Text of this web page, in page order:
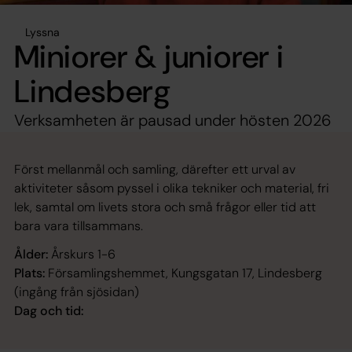
Lyssna
Miniorer & juniorer i
Lindesberg
Verksamheten är pausad under hösten 2026
Först mellanmål och samling, därefter ett urval av
aktiviteter såsom pyssel i olika tekniker och material, fri
lek, samtal om livets stora och små frågor eller tid att
bara vara tillsammans.
Ålder: Årskurs 1-6
Plats: Församlingshemmet, Kungsgatan 17, Lindesberg
(ingång från sjösidan)
Dag och tid: